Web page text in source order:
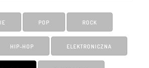
POP ROCK
HIP-HOP ELEKTRONICZNA